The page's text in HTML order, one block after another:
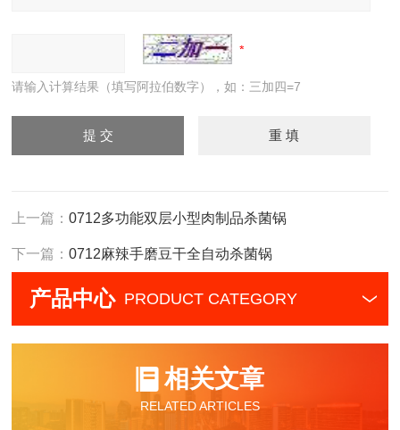
请输入计算结果（填写阿拉伯数字），如：三加四=7
上一篇：0712多功能双层小型肉制品杀菌锅
下一篇：0712麻辣手磨豆干全自动杀菌锅
产品中心 PRODUCT CATEGORY
相关文章
RELATED ARTICLES